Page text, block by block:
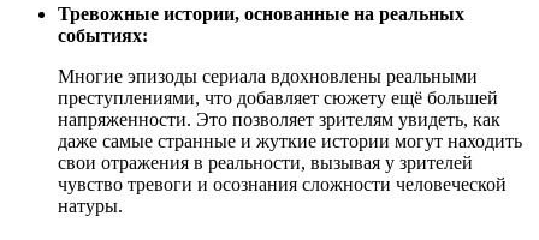
Тревожные истории, основанные на реальных
событиях:
Многие эпизоды сериала вдохновлены реальными
преступлениями, что добавляет сюжету ещё большей
напряженности. Это позволяет зрителям увидеть, как
даже самые странные и жуткие истории могут находить
свои отражения в реальности, вызывая у зрителей
чувство тревоги и осознания сложности человеческой
натуры.